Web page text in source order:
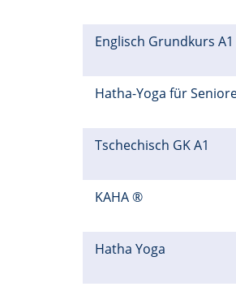
Englisch Grundkurs
Hatha-Yoga für
Tschechisch GK A1
KAHA ®
Hatha Yoga